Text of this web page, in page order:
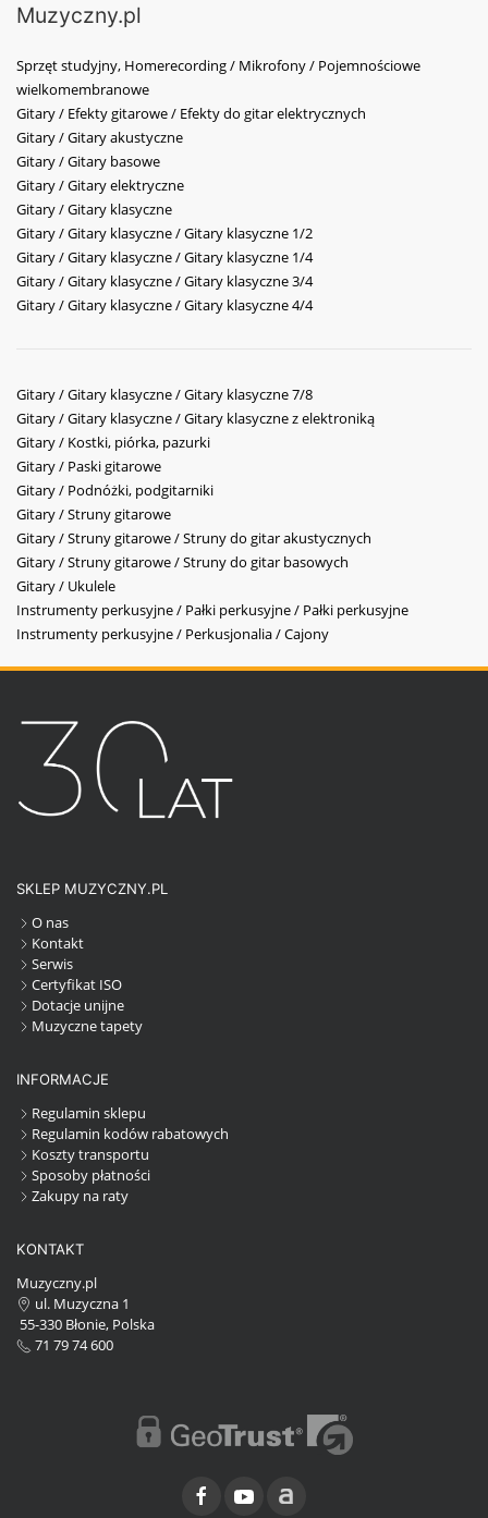
Muzyczny.pl
Sprzęt studyjny, Homerecording / Mikrofony / Pojemnościowe
wielkomembranowe
Gitary / Efekty gitarowe / Efekty do gitar elektrycznych
Gitary / Gitary akustyczne
Gitary / Gitary basowe
Gitary / Gitary elektryczne
Gitary / Gitary klasyczne
Gitary / Gitary klasyczne / Gitary klasyczne 1/2
Gitary / Gitary klasyczne / Gitary klasyczne 1/4
Gitary / Gitary klasyczne / Gitary klasyczne 3/4
Gitary / Gitary klasyczne / Gitary klasyczne 4/4
Gitary / Gitary klasyczne / Gitary klasyczne 7/8
Gitary / Gitary klasyczne / Gitary klasyczne z elektroniką
Gitary / Kostki, piórka, pazurki
Gitary / Paski gitarowe
Gitary / Podnóżki, podgitarniki
Gitary / Struny gitarowe
Gitary / Struny gitarowe / Struny do gitar akustycznych
Gitary / Struny gitarowe / Struny do gitar basowych
Gitary / Ukulele
Instrumenty perkusyjne / Pałki perkusyjne / Pałki perkusyjne
Instrumenty perkusyjne / Perkusjonalia / Cajony
SKLEP MUZYCZNY.PL
O nas
Kontakt
Serwis
Certyfikat ISO
Dotacje unijne
Muzyczne tapety
INFORMACJE
Regulamin sklepu
Regulamin kodów rabatowych
Koszty transportu
Sposoby płatności
Zakupy na raty
KONTAKT
Muzyczny.pl
ul. Muzyczna 1
55-330 Błonie, Polska
71 79 74 600